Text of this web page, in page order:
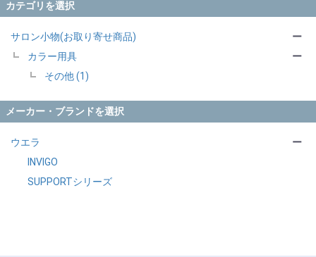
カテゴリを選択
サロン小物(お取り寄せ商品)
カラー用具
その他 (1)
ー
ー
メーカー・ブランドを選択
ウエラ
INVIGO
SUPPORTシリーズ
ー